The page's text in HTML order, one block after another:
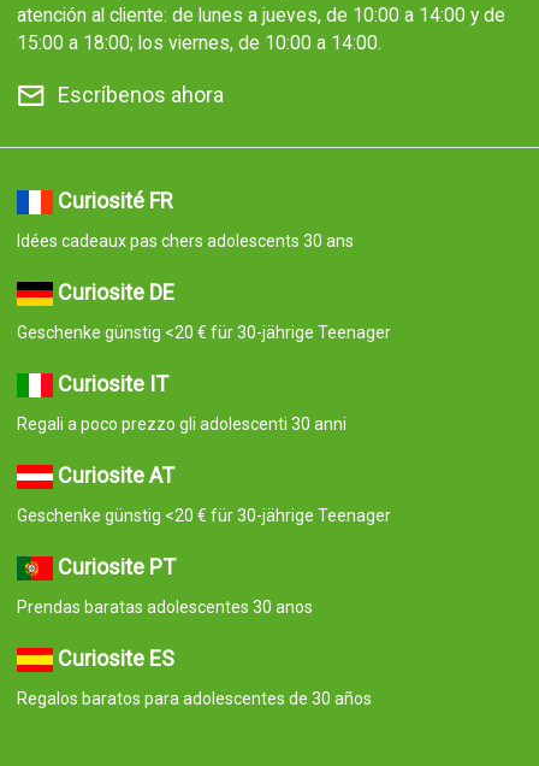
atención al cliente: de lunes a jueves, de 10:00 a 14:00 y de
15:00 a 18:00; los viernes, de 10:00 a 14:00.
Escríbenos ahora
Curiosité FR
Idées cadeaux pas chers adolescents 30 ans
Curiosite DE
Geschenke günstig <20 € für 30-jährige Teenager
Curiosite IT
Regali a poco prezzo gli adolescenti 30 anni
Curiosite AT
Geschenke günstig <20 € für 30-jährige Teenager
Curiosite PT
Prendas baratas adolescentes 30 anos
Curiosite ES
Regalos baratos para adolescentes de 30 años